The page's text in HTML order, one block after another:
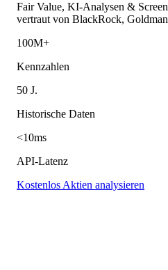
Fair Value, KI-Analysen &
vertraut von BlackRock,
100M+
Kennzahlen
50 J.
Historische Daten
<10ms
API-Latenz
Kostenlos Aktien analysieren